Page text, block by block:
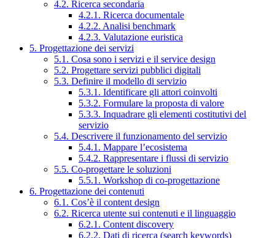
4.2. Ricerca secondaria
4.2.1. Ricerca documentale
4.2.2. Analisi benchmark
4.2.3. Valutazione euristica
5. Progettazione dei servizi
5.1. Cosa sono i servizi e il service design
5.2. Progettare servizi pubblici digitali
5.3. Definire il modello di servizio
5.3.1. Identificare gli attori coinvolti
5.3.2. Formulare la proposta di valore
5.3.3. Inquadrare gli elementi costitutivi del
servizio
5.4. Descrivere il funzionamento del servizio
5.4.1. Mappare l’ecosistema
5.4.2. Rappresentare i flussi di servizio
5.5. Co-progettare le soluzioni
5.5.1. Workshop di co-progettazione
6. Progettazione dei contenuti
6.1. Cos’è il content design
6.2. Ricerca utente sui contenuti e il linguaggio
6.2.1. Content discovery
6.2.2. Dati di ricerca (search keywords)